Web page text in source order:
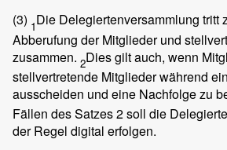
(3) 1Die Delegiertenversammlung tritt
Abberufung der Mitglieder und
zusammen. 2Dies gilt auch, wenn
stellvertretende Mitglieder während
ausscheiden und eine Nachfolge zu
Fällen des Satzes 2 soll die
der Regel digital erfolgen.